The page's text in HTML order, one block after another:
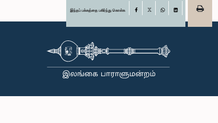
இந்தப் பக்கத்தை பகிர்ந்து கொள்க Facebook